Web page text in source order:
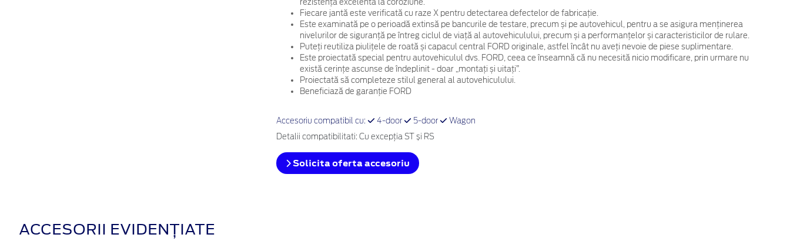
rezistență excelentă la coroziune.
Fiecare jantă este verificată cu raze X pentru detectarea defectelor de fabricație.
Este examinată pe o perioadă extinsă pe bancurile de testare, precum și pe autovehicul, pentru a se asigura menținerea
nivelurilor de siguranță pe întreg ciclul de viață al autovehiculului, precum și a performanțelor și caracteristicilor de rulare.
Puteți reutiliza piulițele de roată și capacul central FORD originale, astfel încât nu aveți nevoie de piese suplimentare.
Este proiectată special pentru autovehiculul dvs. FORD, ceea ce înseamnă că nu necesită nicio modificare, prin urmare nu
există cerințe ascunse de îndeplinit - doar „montați și uitați”.
Proiectată să completeze stilul general al autovehiculului.
Beneficiază de garanție FORD
Accesoriu compatibil cu: 4-door 5-door Wagon
Detalii compatibilitati: Cu excepţia ST și RS
Solicita oferta accesoriu
ACCESORII EVIDENȚIATE